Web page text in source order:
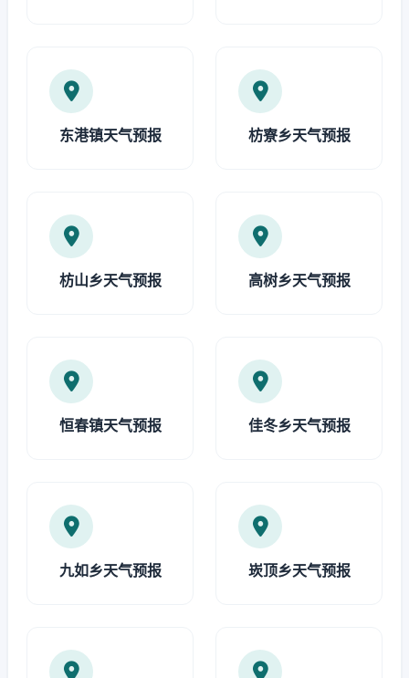
东港镇天气预报 枋寮乡天气预报
枋山乡天气预报 高树乡天气预报
恒春镇天气预报 佳冬乡天气预报
九如乡天气预报 崁顶乡天气预报